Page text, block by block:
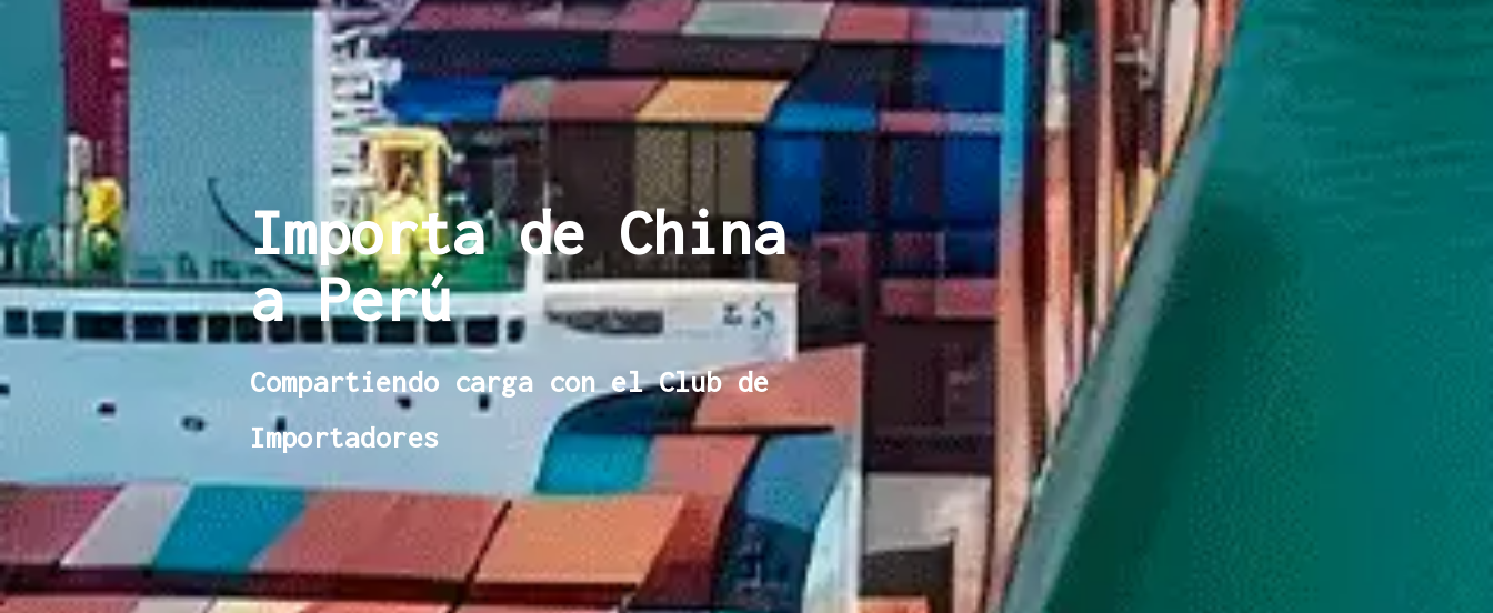
Importa de China
a Perú
Compartiendo carga con el Club de
Importadores